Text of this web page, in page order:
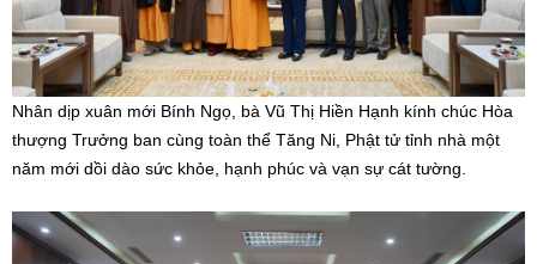
Nhân dịp xuân mới Bính Ngọ, bà Vũ Thị Hiền Hạnh kính chúc Hòa
thượng Trưởng ban cùng toàn thể Tăng Ni, Phật tử tỉnh nhà một
năm mới dồi dào sức khỏe, hạnh phúc và vạn sự cát tường.